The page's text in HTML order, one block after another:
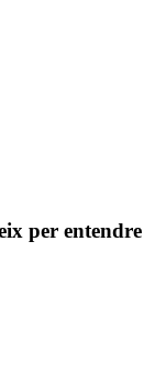
per entendre